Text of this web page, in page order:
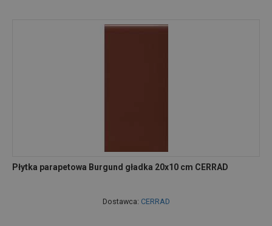
Płytka parapetowa Burgund gładka 20x10 cm CERRAD
Dostawca: CERRAD